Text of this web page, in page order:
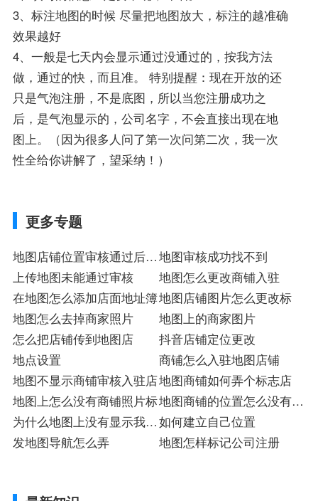
3、标注地图的时候 尽量把地图放大，标注的越准确
效果越好
4、一般是七天内会显示通过没通过的，按我方法
做，通过的快，而且准。 特别提醒：现在开放的还
只是气泡注册，不是底图，所以当您注册成功之
后，是气泡显示的，公司名字，不会直接出现在地
图上。（因为很多人问了第一次问第二次，我一次
性全给你讲解了，望采纳！）
更多专题
地图店铺位置审核通过后怎
么看不到
地图审核成功找不到
上传地图未能通过审核
地图怎么更改商铺入驻
在地图怎么添加店面地址簿地图店铺图片怎么更改标
地图怎么去掉商家照片
地图上的商家图片
怎么把店铺传到地图店
抖音店铺定位更改
地点设置
商铺怎么入驻地图店铺
地图不显示商铺审核入驻店地图商铺如何弄个标志店
地图上怎么没有商铺照片标地图商铺的位置怎么没有了
标
为什么地图上没有显示我的
店铺标
如何建立自己位置
发地图导航怎么弄
地图怎样标记公司注册